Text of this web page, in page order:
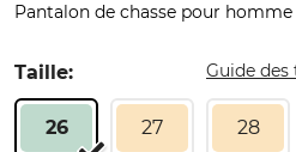
Pantalon de chasse pour
Taille: Guide
26 27 28